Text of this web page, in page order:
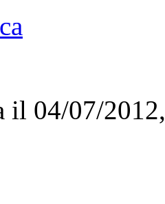
il 04/07/